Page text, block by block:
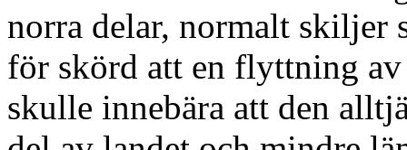
norra delar, normalt skiljer
för skörd att en flyttning av
skulle innebära att den